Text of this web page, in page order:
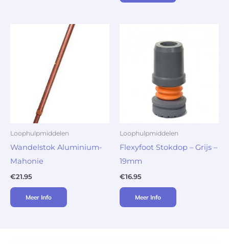
Loophulpmiddelen
Wandelstok Aluminium-
Mahonie
€21.95
Meer Info
Loophulpmiddelen
Flexyfoot Stokdop – Grijs –
19mm
€16.95
Meer Info